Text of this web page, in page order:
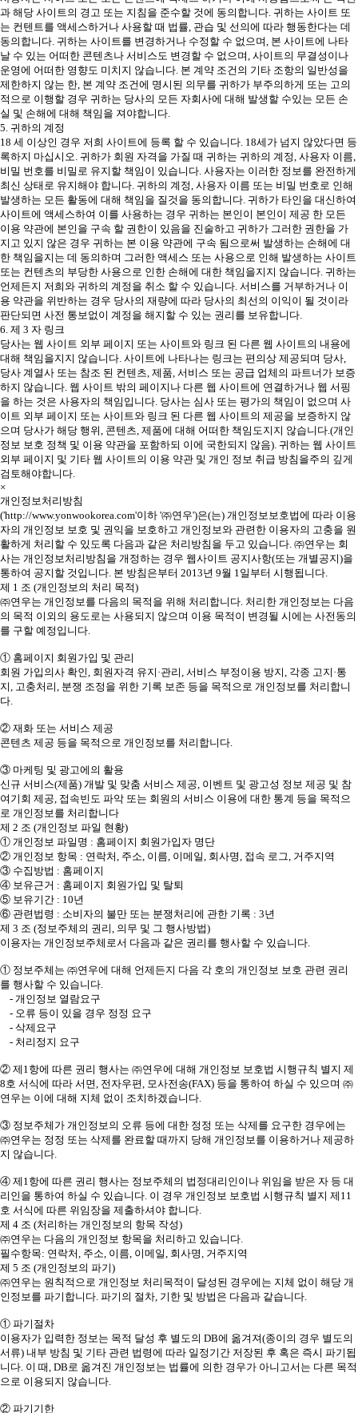
과 해당 사이트의 경고 또는 지침을 준수할 것에 동의합니다. 귀하는 사이트 또
는 컨텐트를 액세스하거나 사용할 때 법률, 관습 및 선의에 따라 행동한다는 데
동의합니다. 귀하는 사이트를 변경하거나 수정할 수 없으며, 본 사이트에 나타
날 수 있는 어떠한 콘텐츠나 서비스도 변경할 수 없으며, 사이트의 무결성이나
운영에 어떠한 영향도 미치지 않습니다. 본 계약 조건의 기타 조항의 일반성을
제한하지 않는 한, 본 계약 조건에 명시된 의무를 귀하가 부주의하게 또는 고의
적으로 이행할 경우 귀하는 당사의 모든 자회사에 대해 발생할 수있는 모든 손
실 및 손해에 대해 책임을 져야합니다.
5. 귀하의 계정
18 세 이상인 경우 저희 사이트에 등록 할 수 있습니다. 18세가 넘지 않았다면 등
록하지 마십시오. 귀하가 회원 자격을 가질 때 귀하는 귀하의 계정, 사용자 이름,
비밀 번호를 비밀로 유지할 책임이 있습니다. 사용자는 이러한 정보를 완전하게
최신 상태로 유지해야 합니다. 귀하의 계정, 사용자 이름 또는 비밀 번호로 인해
발생하는 모든 활동에 대해 책임을 질것을 동의합니다. 귀하가 타인을 대신하여
사이트에 액세스하여 이를 사용하는 경우 귀하는 본인이 본인이 제공 한 모든
이용 약관에 본인을 구속 할 권한이 있음을 진술하고 귀하가 그러한 권한을 가
지고 있지 않은 경우 귀하는 본 이용 약관에 구속 됨으로써 발생하는 손해에 대
한 책임을지는 데 동의하며 그러한 액세스 또는 사용으로 인해 발생하는 사이트
또는 컨텐츠의 부당한 사용으로 인한 손해에 대한 책임을지지 않습니다. 귀하는
언제든지 저희와 귀하의 계정을 취소 할 수 있습니다. 서비스를 거부하거나 이
용 약관을 위반하는 경우 당사의 재량에 따라 당사의 최선의 이익이 될 것이라
판단되면 사전 통보없이 계정을 해지할 수 있는 권리를 보유합니다.
6. 제 3 자 링크
당사는 웹 사이트 외부 페이지 또는 사이트와 링크 된 다른 웹 사이트의 내용에
대해 책임을지지 않습니다. 사이트에 나타나는 링크는 편의상 제공되며 당사,
당사 계열사 또는 참조 된 컨텐츠, 제품, 서비스 또는 공급 업체의 파트너가 보증
하지 않습니다. 웹 사이트 밖의 페이지나 다른 웹 사이트에 연결하거나 웹 서핑
을 하는 것은 사용자의 책임입니다. 당사는 심사 또는 평가의 책임이 없으며 사
이트 외부 페이지 또는 사이트와 링크 된 다른 웹 사이트의 제공을 보증하지 않
으며 당사가 해당 행위, 콘텐츠, 제품에 대해 어떠한 책임도지지 않습니다.(개인
정보 보호 정책 및 이용 약관을 포함하되 이에 국한되지 않음). 귀하는 웹 사이트
외부 페이지 및 기타 웹 사이트의 이용 약관 및 개인 정보 취급 방침을주의 깊게
검토해야합니다.
×
개인정보처리방침
('http://www.yonwookorea.com'이하 '㈜연우')은(는) 개인정보보호법에 따라 이용
자의 개인정보 보호 및 권익을 보호하고 개인정보와 관련한 이용자의 고충을 원
활하게 처리할 수 있도록 다음과 같은 처리방침을 두고 있습니다. ㈜연우는 회
사는 개인정보처리방침을 개정하는 경우 웹사이트 공지사항(또는 개별공지)을
통하여 공지할 것입니다. 본 방침은부터 2013년 9월 1일부터 시행됩니다.
제 1 조 (개인정보의 처리 목적)
㈜연우는 개인정보를 다음의 목적을 위해 처리합니다. 처리한 개인정보는 다음
의 목적 이외의 용도로는 사용되지 않으며 이용 목적이 변경될 시에는 사전동의
를 구할 예정입니다.
① 홈페이지 회원가입 및 관리
회원 가입의사 확인, 회원자격 유지·관리, 서비스 부정이용 방지, 각종 고지·통
지, 고충처리, 분쟁 조정을 위한 기록 보존 등을 목적으로 개인정보를 처리합니
다.
② 재화 또는 서비스 제공
콘텐츠 제공 등을 목적으로 개인정보를 처리합니다.
③ 마케팅 및 광고에의 활용
신규 서비스(제품) 개발 및 맞춤 서비스 제공, 이벤트 및 광고성 정보 제공 및 참
여기회 제공, 접속빈도 파악 또는 회원의 서비스 이용에 대한 통계 등을 목적으
로 개인정보를 처리합니다
제 2 조 (개인정보 파일 현황)
① 개인정보 파일명 : 홈페이지 회원가입자 명단
② 개인정보 항목 : 연락처, 주소, 이름, 이메일, 회사명, 접속 로그, 거주지역
③ 수집방법 : 홈페이지
④ 보유근거 : 홈페이지 회원가입 및 탈퇴
⑤ 보유기간 : 10년
⑥ 관련법령 : 소비자의 불만 또는 분쟁처리에 관한 기록 : 3년
제 3 조 (정보주체의 권리, 의무 및 그 행사방법)
이용자는 개인정보주체로서 다음과 같은 권리를 행사할 수 있습니다.
① 정보주체는 ㈜연우에 대해 언제든지 다음 각 호의 개인정보 보호 관련 권리
를 행사할 수 있습니다.
- 개인정보 열람요구
- 오류 등이 있을 경우 정정 요구
- 삭제요구
- 처리정지 요구
② 제1항에 따른 권리 행사는 ㈜연우에 대해 개인정보 보호법 시행규칙 별지 제
8호 서식에 따라 서면, 전자우편, 모사전송(FAX) 등을 통하여 하실 수 있으며 ㈜
연우는 이에 대해 지체 없이 조치하겠습니다.
③ 정보주체가 개인정보의 오류 등에 대한 정정 또는 삭제를 요구한 경우에는
㈜연우는 정정 또는 삭제를 완료할 때까지 당해 개인정보를 이용하거나 제공하
지 않습니다.
④ 제1항에 따른 권리 행사는 정보주체의 법정대리인이나 위임을 받은 자 등 대
리인을 통하여 하실 수 있습니다. 이 경우 개인정보 보호법 시행규칙 별지 제11
호 서식에 따른 위임장을 제출하셔야 합니다.
제 4 조 (처리하는 개인정보의 항목 작성)
㈜연우는 다음의 개인정보 항목을 처리하고 있습니다.
필수항목: 연락처, 주소, 이름, 이메일, 회사명, 거주지역
제 5 조 (개인정보의 파기)
㈜연우는 원칙적으로 개인정보 처리목적이 달성된 경우에는 지체 없이 해당 개
인정보를 파기합니다. 파기의 절차, 기한 및 방법은 다음과 같습니다.
① 파기절차
이용자가 입력한 정보는 목적 달성 후 별도의 DB에 옮겨져(종이의 경우 별도의
서류) 내부 방침 및 기타 관련 법령에 따라 일정기간 저장된 후 혹은 즉시 파기됩
니다. 이 때, DB로 옮겨진 개인정보는 법률에 의한 경우가 아니고서는 다른 목적
으로 이용되지 않습니다.
② 파기기한